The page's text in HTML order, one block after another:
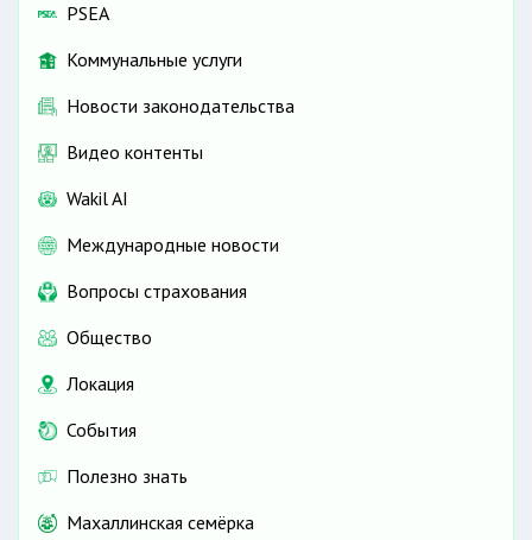
PSEA
Коммунальные услуги
Новости законодательства
Видео контенты
Wakil AI
Международные новости
Вопросы страхования
Общество
Локация
События
Полезно знать
Махаллинская семёрка